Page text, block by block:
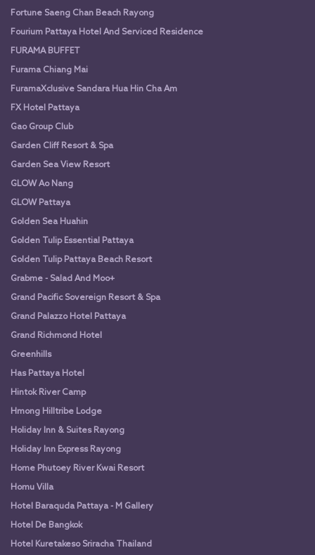
Fortune Saeng Chan Beach Rayong
Fourium Pattaya Hotel And Serviced Residence
FURAMA BUFFET
Furama Chiang Mai
FuramaXclusive Sandara Hua Hin Cha Am
FX Hotel Pattaya
Gao Group Club
Garden Cliff Resort & Spa
Garden Sea View Resort
GLOW Ao Nang
GLOW Pattaya
Golden Sea Huahin
Golden Tulip Essential Pattaya
Golden Tulip Pattaya Beach Resort
Grabme - Salad And Moo+
Grand Pacific Sovereign Resort & Spa
Grand Palazzo Hotel Pattaya
Grand Richmond Hotel
Greenhills
Has Pattaya Hotel
Hintok River Camp
Hmong Hilltribe Lodge
Holiday Inn & Suites Rayong
Holiday Inn Express Rayong
Home Phutoey River Kwai Resort
Homu Villa
Hotel Baraquda Pattaya - M Gallery
Hotel De Bangkok
Hotel Kuretakeso Sriracha Thailand